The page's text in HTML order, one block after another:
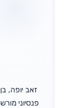
פנסיוני